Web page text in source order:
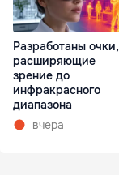
Разработаны очки,
расширяющие
зрение до
инфракрасного
диапазона
вчера